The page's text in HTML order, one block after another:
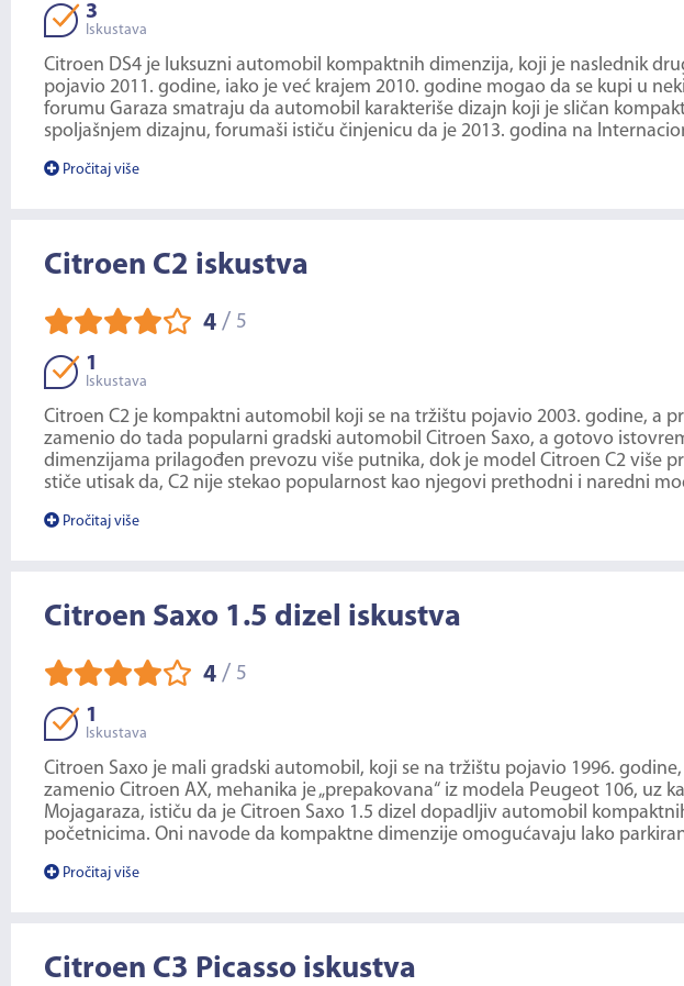
3
Iskustava
Citroen DS4 je luksuzni automobil kompaktnih dimenzija, koji je naslednik
pojavio 2011. godine, iako je već krajem 2010. godine mogao da se kupi u
forumu Garaza smatraju da automobil karakteriše dizajn koji je sličan
spoljašnjem dizajnu, forumaši ističu činjenicu da je 2013. godina na
Pročitaj više
Citroen C2 iskustva
4 / 5
1
Iskustava
Citroen C2 je kompaktni automobil koji se na tržištu pojavio 2003. godine, a
zamenio do tada popularni gradski automobil Citroen Saxo, a gotovo
dimenzijama prilagođen prevozu više putnika, dok je model Citroen C2 više
stiče utisak da, C2 nije stekao popularnost kao njegovi prethodni i naredni
Pročitaj više
Citroen Saxo 1.5 dizel iskustva
4 / 5
1
Iskustava
Citroen Saxo je mali gradski automobil, koji se na tržištu pojavio 1996.
zamenio Citroen AX, mehanika je „prepakovana“ iz modela Peugeot 106, uz
Mojagaraza, ističu da je Citroen Saxo 1.5 dizel dopadljiv automobil
početnicima. Oni navode da kompaktne dimenzije omogućavaju lako
Pročitaj više
Citroen C3 Picasso iskustva